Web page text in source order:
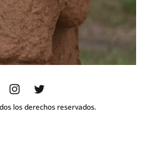
los derechos reservados.